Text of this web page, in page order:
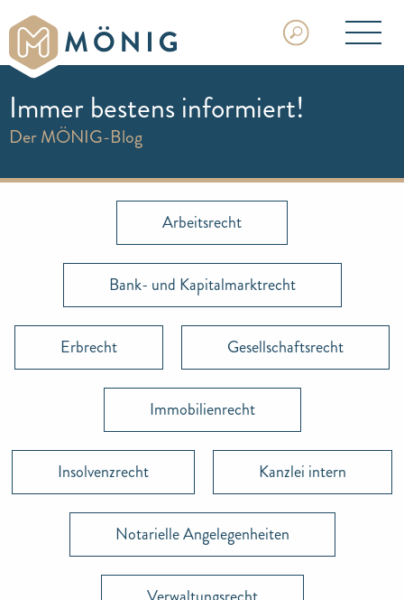
Immer bestens informiert!
Der MÖNIG-Blog
Arbeitsrecht
Bank- und Kapitalmarktrecht
Erbrecht Gesellschaftsrecht
Immobilienrecht
Insolvenzrecht Kanzlei intern
Notarielle Angelegenheiten